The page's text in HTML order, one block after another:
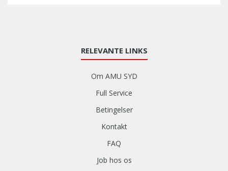
RELEVANTE LINKS
Om AMU SYD
Full Service
Betingelser
Kontakt
FAQ
Job hos os